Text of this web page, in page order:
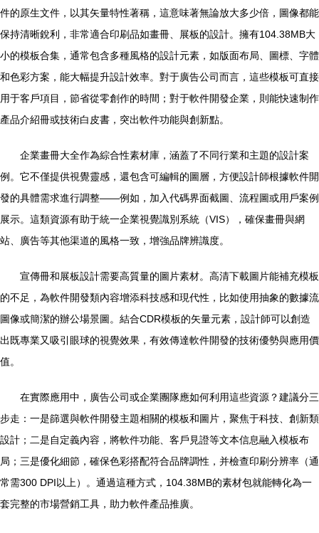
件的原生文件，以其矢量特性著稱，這意味著無論放大多少倍，圖像都能
保持清晰銳利，非常適合印刷品如畫冊、展板的設計。擁有104.38MB大
小的模板合集，通常包含多種風格的設計元素，如版面布局、圖標、字體
和色彩方案，能大幅提升設計效率。對于廣告公司而言，這些模板可直接
用于客戶項目，節省從零創作的時間；對于軟件開發企業，則能快速制作
產品介紹冊或技術白皮書，突出軟件功能與創新點。
企業畫冊大全作為綜合性素材庫，涵蓋了不同行業和主題的設計案
例。它不僅提供視覺靈感，還包含可編輯的圖層，方便設計師根據軟件開
發的具體需求進行調整——例如，加入代碼界面截圖、流程圖或用戶案例
展示。這類資源有助于統一企業視覺識別系統（VIS），確保畫冊與網
站、廣告等其他渠道的風格一致，增強品牌辨識度。
宣傳冊和展板設計需要高質量的圖片素材。高清下載圖片能補充模板
的不足，為軟件開發類內容增添科技感和現代性，比如使用抽象的數據流
圖像或簡潔的辦公場景圖。結合CDR模板的矢量元素，設計師可以創造
出既專業又吸引眼球的視覺效果，有效傳達軟件開發的技術優勢與應用價
值。
在實際應用中，廣告公司或企業團隊應如何利用這些資源？建議分三
步走：一是篩選與軟件開發主題相關的模板和圖片，聚焦于科技、創新類
設計；二是自定義內容，將軟件功能、客戶見證等文本信息融入模板布
局；三是優化細節，確保色彩搭配符合品牌調性，并檢查印刷分辨率（通
常需300 DPI以上）。通過這種方式，104.38MB的素材包就能轉化為一
套完整的市場營銷工具，助力軟件產品推廣。